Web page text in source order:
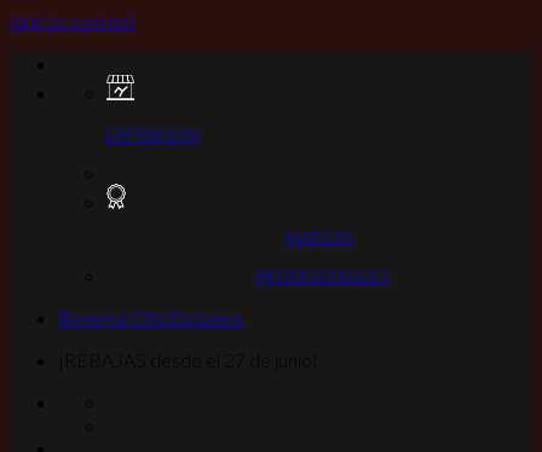
Skip to content
EXPOSICION
MARCAS
PROFESIONALES
Reserva Cita Exclusiva